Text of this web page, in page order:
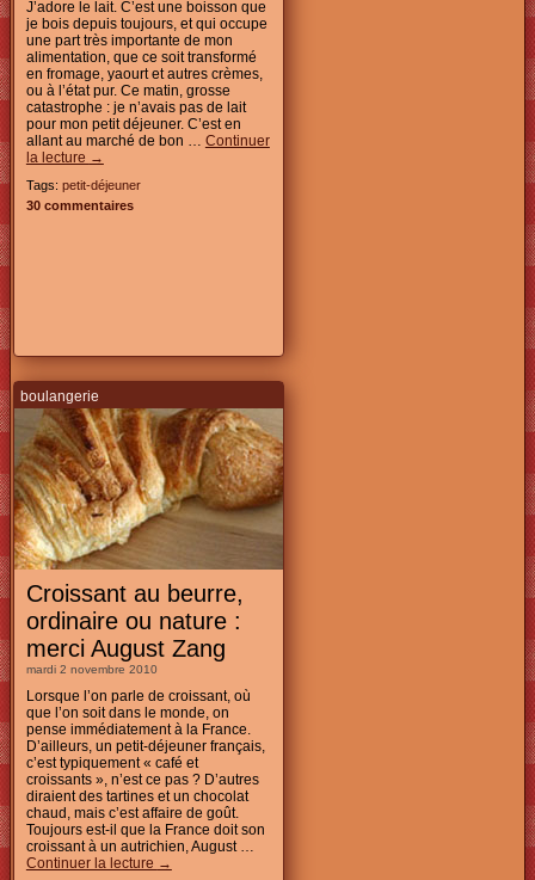
J’adore le lait. C’est une boisson que
je bois depuis toujours, et qui occupe
une part très importante de mon
alimentation, que ce soit transformé
en fromage, yaourt et autres crèmes,
ou à l’état pur. Ce matin, grosse
catastrophe : je n’avais pas de lait
pour mon petit déjeuner. C’est en
allant au marché de bon … Continuer
la lecture →
Tags: petit-déjeuner
30 commentaires
boulangerie
Croissant au beurre,
ordinaire ou nature :
merci August Zang
mardi 2 novembre 2010
Lorsque l’on parle de croissant, où
que l’on soit dans le monde, on
pense immédiatement à la France.
D’ailleurs, un petit-déjeuner français,
c’est typiquement « café et
croissants », n’est ce pas ? D’autres
diraient des tartines et un chocolat
chaud, mais c’est affaire de goût.
Toujours est-il que la France doit son
croissant à un autrichien, August …
Continuer la lecture →